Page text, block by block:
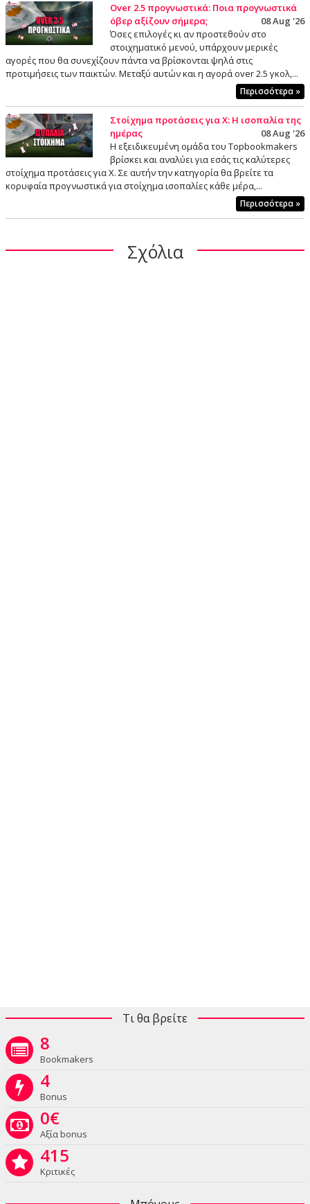
Over 2.5 προγνωστικά: Ποια προγνωστικά
όβερ αξίζουν σήμερα;
08 Aug '26
Όσες επιλογές κι αν προστεθούν στο
στοιχηματικό μενού, υπάρχουν μερικές
αγορές που θα συνεχίζουν πάντα να βρίσκονται ψηλά στις
προτιμήσεις των παικτών. Μεταξύ αυτών και η αγορά over 2.5 γκολ,...
Περισσότερα »
Στοίχημα προτάσεις για Χ: Η ισοπαλία της
ημέρας
08 Aug '26
Η εξειδικευμένη ομάδα του Topbookmakers
βρίσκει και αναλύει για εσάς τις καλύτερες
στοίχημα προτάσεις για X. Σε αυτήν την κατηγορία θα βρείτε τα
κορυφαία προγνωστικά για στοίχημα ισοπαλίες κάθε μέρα,...
Περισσότερα »
Σχόλια
Τι θα βρείτε
8
Bookmakers
4
Bonus
0€
Αξία bonus
415
Κριτικές